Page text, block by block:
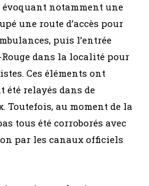
notamment une
une route d’accès pour
puis l’entrée
dans la localité pour
Ces éléments ont
relayés dans de
Toutefois, au moment de la
tous été corroborés avec
par les canaux officiels